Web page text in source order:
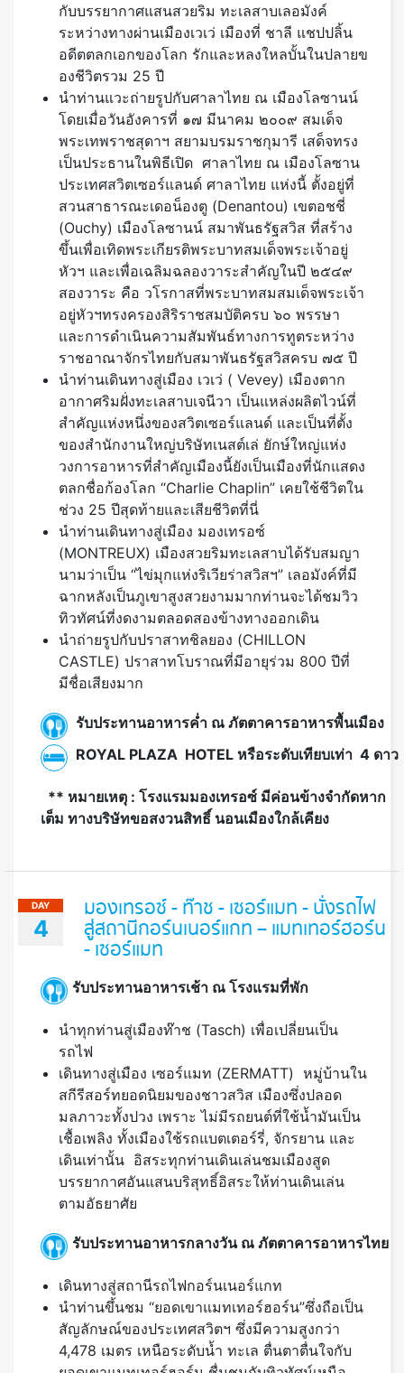
กับบรรยากาศแสนสวยริม ทะเลสาบเลอมังค์
ระหว่างทางผ่านเมืองเวเว่ เมืองที่ ชาลี แชปปลิ้น
อดีตตลกเอกของโลก รักและหลงใหลบั้นในปลายข
องชีวิตรวม 25 ปี
นำท่านแวะถ่ายรูปกับศาลาไทย ณ เมืองโลซานน์
โดยเมื่อวันอังคารที่ ๑๗ มีนาคม ๒๐๐๙ สมเด็จ
พระเทพราชสุดาฯ สยามบรมราชกุมารี เสด็จทรง
เป็นประธานในพิธีเปิด ศาลาไทย ณ เมืองโลซาน
ประเทศสวิตเซอร์แลนด์ ศาลาไทย แห่งนี้ ตั้งอยู่ที่
สวนสาธารณะเดอน็องตู (Denantou) เขตอชชี่
(Ouchy) เมืองโลซานน์ สมาพันธรัฐสวิส ที่สร้าง
ขึ้นเพื่อเทิดพระเกียรติพระบาทสมเด็จพระเจ้าอยู่
หัวฯ และเพื่อเฉลิมฉลองวาระสำคัญในปี ๒๕๔๙
สองวาระ คือ วโรกาสที่พระบาทสมสมเด็จพระเจ้า
อยู่หัวฯทรงครองสิริราชสมบัติครบ ๖๐ พรรษา
และการดำเนินความสัมพันธ์ทางการทูตระหว่าง
ราชอาณาจักรไทยกับสมาพันธรัฐสวิสครบ ๗๕ ปี
นำท่านเดินทางสู่เมือง เวเว่ ( Vevey) เมืองตาก
อากาศริมฝั่งทะเลสาบเจนีวา เป็นแหล่งผลิตไวน์ที่
สำคัญแห่งหนึ่งของสวิตเซอร์แลนด์ และเป็นที่ตั้ง
ของสำนักงานใหญ่บริษัทเนสต์เล่ ยักษ์ใหญ่แห่ง
วงการอาหารที่สำคัญเมืองนี้ยังเป็นเมืองที่นักแสดง
ตลกชื่อก้องโลก “Charlie Chaplin” เคยใช้ชีวิตใน
ช่วง 25 ปีสุดท้ายและเสียชีวิตที่นี่
นำท่านเดินทางสู่เมือง มองเทรอซ์
(MONTREUX) เมืองสวยริมทะเลสาบได้รับสมญา
นามว่าเป็น “ไข่มุกแห่งริเวียร่าสวิสฯ” เลอมังค์ที่มี
ฉากหลังเป็นภูเขาสูงสวยงามมากท่านจะได้ชมวิว
ทิวทัศน์ที่งดงามตลอดสองข้างทางออกเดิน
นำถ่ายรูปกับปราสาทชิลยอง (CHILLON
CASTLE) ปราสาทโบราณที่มีอายุร่วม 800 ปีที่
มีชื่อเสียงมาก
รับประทานอาหารค่ำ ณ ภัตตาคารอาหารพื้นเมือง
ROYAL PLAZA HOTEL หรือระดับเทียบเท่า 4 ดาว
** หมายเหตุ : โรงแรมมองเทรอซ์ มีค่อนข้างจำกัดหาก
เต็ม ทางบริษัทขอสงวนสิทธิ์ นอนเมืองใกล้เคียง
DAY
4
มองเทรอซ์ - ท๊าช - เซอร์แมท - นั่งรถไฟ
สู่สถานีกอร์นเนอร์แกท – แมทเทอร์ฮอร์น
- เซอร์แมท
รับประทานอาหารเช้า ณ โรงแรมที่พัก
นำทุกท่านสู่เมืองท๊าช (Tasch) เพื่อเปลี่ยนเป็น
รถไฟ
เดินทางสู่เมือง เซอร์แมท (ZERMATT) หมู่บ้านใน
สกีรีสอร์ทยอดนิยมของชาวสวิส เมืองซึ่งปลอด
มลภาวะทั้งปวง เพราะ ไม่มีรถยนต์ที่ใช้น้ำมันเป็น
เชื้อเพลิง ทั้งเมืองใช้รถแบตเตอร์รี่, จักรยาน และ
เดินเท่านั้น อิสระทุกท่านเดินเล่นชมเมืองสูด
บรรยากาศอันแสนบริสุทธิ์อิสระให้ท่านเดินเล่น
ตามอัธยาศัย
รับประทานอาหารกลางวัน ณ ภัตตาคารอาหารไทย
เดินทางสู่สถานีรถไฟกอร์นเนอร์แกท
นำท่านขึ้นชม “ยอดเขาแมทเทอร์ฮอร์น”ซึ่งถือเป็น
สัญลักษณ์ของประเทศสวิตฯ ซึ่งมีความสูงกว่า
4,478 เมตร เหนือระดับน้ำ ทะเล ตื่นตาตื่นใจกับ